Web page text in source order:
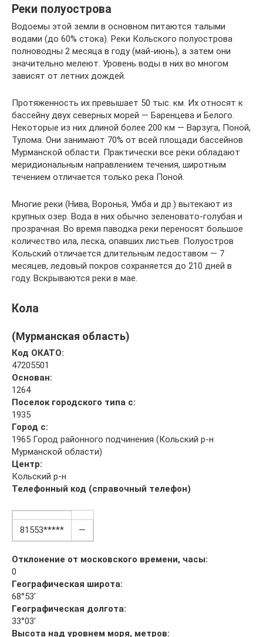
Реки полуострова
Водоемы этой земли в основном питаются талыми
водами (до 60% стока). Реки Кольского полуострова
полноводны 2 месяца в году (май-июнь), а затем они
значительно мелеют. Уровень воды в них во многом
зависят от летних дождей.
Протяженность их превышает 50 тыс. км. Их относят к
бассейну двух северных морей — Баренцева и Белого.
Некоторые из них длиной более 200 км — Варзуга, Поной,
Тулома. Они занимают 70% от всей площади бассейнов
Мурманской области. Практически все реки обладают
меридиональным направлением течения, широтным
течением отличается только река Поной.
Многие реки (Нива, Воронья, Умба и др.) вытекают из
крупных озер. Вода в них обычно зеленовато-голубая и
прозрачная. Во время паводка реки переносят большое
количество ила, песка, опавших листьев. Полуостров
Кольский отличается длительным ледоставом — 7
месяцев, ледовый покров сохраняется до 210 дней в
году. Вскрываются реки в мае.
Кола
(Мурманская область)
Код ОКАТО:
47205501
Основан:
1264
Поселок городского типа с:
1935
Город с:
1965 Город районного подчинения (Кольский р-н
Мурманской области)
Центр:
Кольский р-н
Телефонный код (справочный телефон)
81553***** —
Отклонение от московского времени, часы:
0
Географическая широта:
68°53′
Географическая долгота:
33°03′
Высота над уровнем моря, метров: